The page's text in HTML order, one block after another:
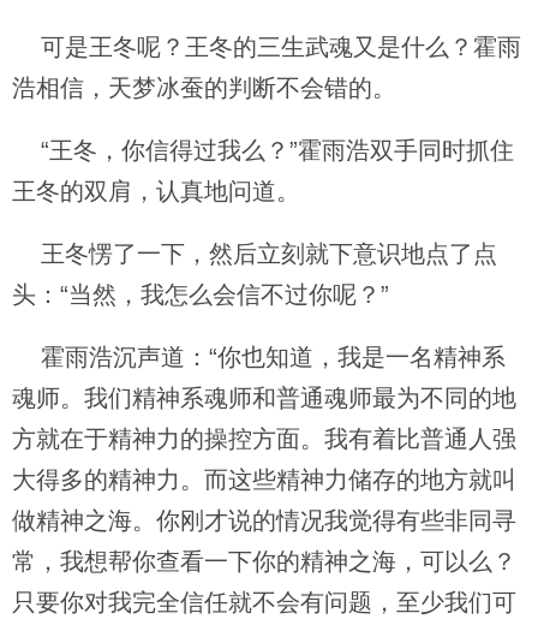
可是王冬呢？王冬的三生武魂又是什么？霍雨
浩相信，天梦冰蚕的判断不会错的。
“王冬，你信得过我么？”霍雨浩双手同时抓住
王冬的双肩，认真地问道。
王冬愣了一下，然后立刻就下意识地点了点
头：“当然，我怎么会信不过你呢？”
霍雨浩沉声道：“你也知道，我是一名精神系
魂师。我们精神系魂师和普通魂师最为不同的地
方就在于精神力的操控方面。我有着比普通人强
大得多的精神力。而这些精神力储存的地方就叫
做精神之海。你刚才说的情况我觉得有些非同寻
常，我想帮你查看一下你的精神之海，可以么？
只要你对我完全信任就不会有问题，至少我们可